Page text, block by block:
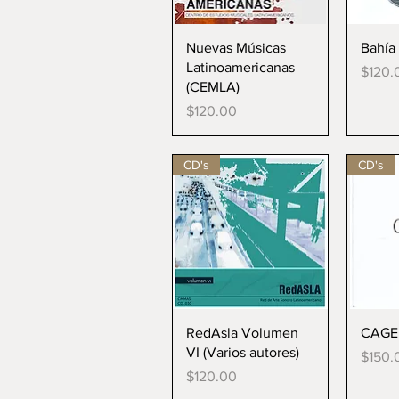
Vista rápida
Nuevas Músicas
Latinoamericanas
(CEMLA)
Precio
$120.00
Precio
Vista rápida
CD's
RedAsla Volumen
VI (Varios autores)
Precio
$120.00
CD's
Precio